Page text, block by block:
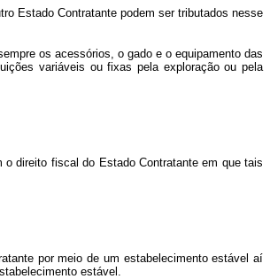
Estado Contratante podem ser tributados nesse
os acessórios, o gado e o equipamento das
variáveis ou fixas pela exploração ou pela
direito fiscal do Estado Contratante em que tais
por meio de um estabelecimento estável aí
estável.